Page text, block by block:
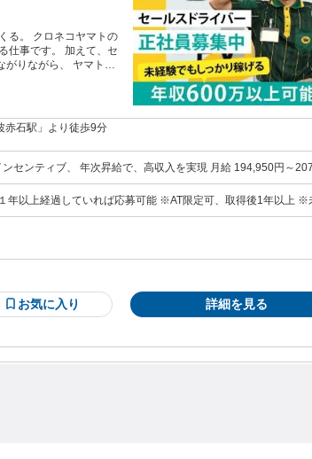
トの
仕事です。 加えて、セ
がりながら、 ヤマト運
内免許」を取得 ④ド
り立ち後もチームで協
込み ●08:30配達・集荷
巡回し、 集荷・配達を
向けて、 業務進捗と
リア内の配達・集荷を
し、 大型トラックへ
●19:00退勤
赤石駅」より徒歩9分
年次昇給で、高収入を実現 月給 194,950円～207,190
業25時間、独身 入社１年目 月収32万
月 試用期間中は本採用と同
応募可能 ※AT限定可、取得後1年以上 ※未経験
お気に入り 詳細を見る